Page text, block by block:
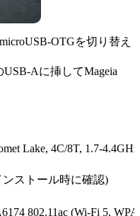
OTGを切り替え
Aに挿してMageia
Lake, 4C/8T, 1.7-
ストール時に確認)
802.11ac (Wi-Fi 5,